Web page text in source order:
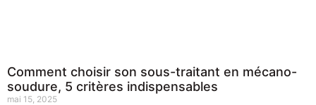
Comment choisir son sous-traitant en mécano-
soudure, 5 critères indispensables
mai 15, 2025